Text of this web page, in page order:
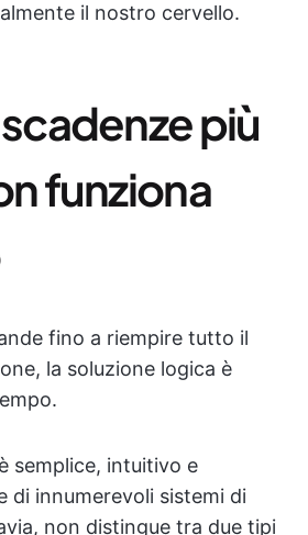
il nostro cervello.
più
funziona
fino a riempire tutto il
la soluzione logica è
semplice, intuitivo e
di innumerevoli sistemi di
non distingue tra due tipi